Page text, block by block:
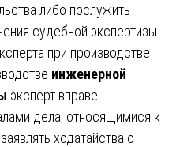
либо послужить
судебной экспертизы.
при производстве
инженерной
эксперт вправе
дела, относящимися к
ходатайства о